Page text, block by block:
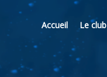
Accueil Le club